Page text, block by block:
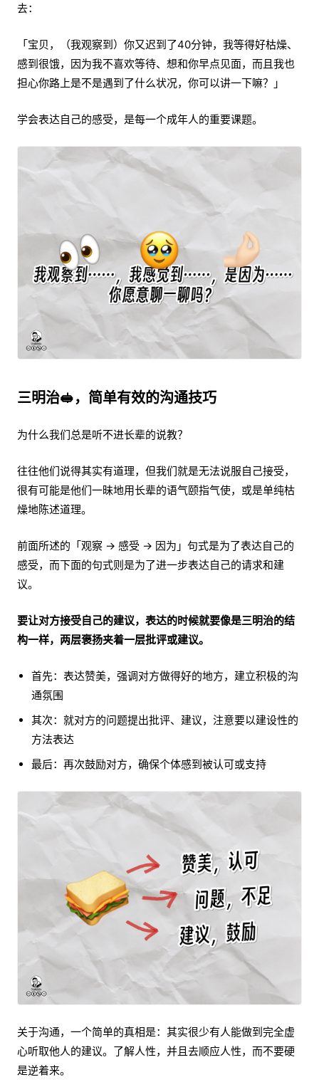
去：
「宝贝，（我观察到）你又迟到了40分钟，我等得好枯燥、
感到很饿，因为我不喜欢等待、想和你早点见面，而且我也
担心你路上是不是遇到了什么状况，你可以讲一下嘛？」
学会表达自己的感受，是每一个成年人的重要课题。
三明治🥪，简单有效的沟通技巧
为什么我们总是听不进长辈的说教？
往往他们说得其实有道理，但我们就是无法说服自己接受，
很有可能是他们一昧地用长辈的语气颐指气使，或是单纯枯
燥地陈述道理。
前面所述的「观察 → 感受 → 因为」句式是为了表达自己的
感受，而下面的句式则是为了进一步表达自己的请求和建
议。
要让对方接受自己的建议，表达的时候就要像是三明治的结
构一样，两层褒扬夹着一层批评或建议。
首先：表达赞美，强调对方做得好的地方，建立积极的沟
通氛围
其次：就对方的问题提出批评、建议，注意要以建设性的
方法表达
最后：再次鼓励对方，确保个体感到被认可或支持
关于沟通，一个简单的真相是：其实很少有人能做到完全虚
心听取他人的建议。了解人性，并且去顺应人性，而不要硬
是逆着来。